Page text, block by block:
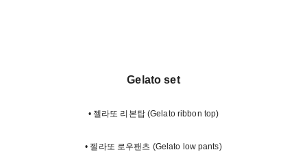
Gelato set
• 젤라또 리본탑 (Gelato ribbon top)
• 젤라또 로우팬츠 (Gelato low pants)